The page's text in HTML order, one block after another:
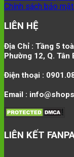
Chính sách bảo
LIÊN HỆ
Địa Chỉ : Tầng 5
Phường 12, Q. Tân
Điện thoại :
Email :
LIÊN KẾT